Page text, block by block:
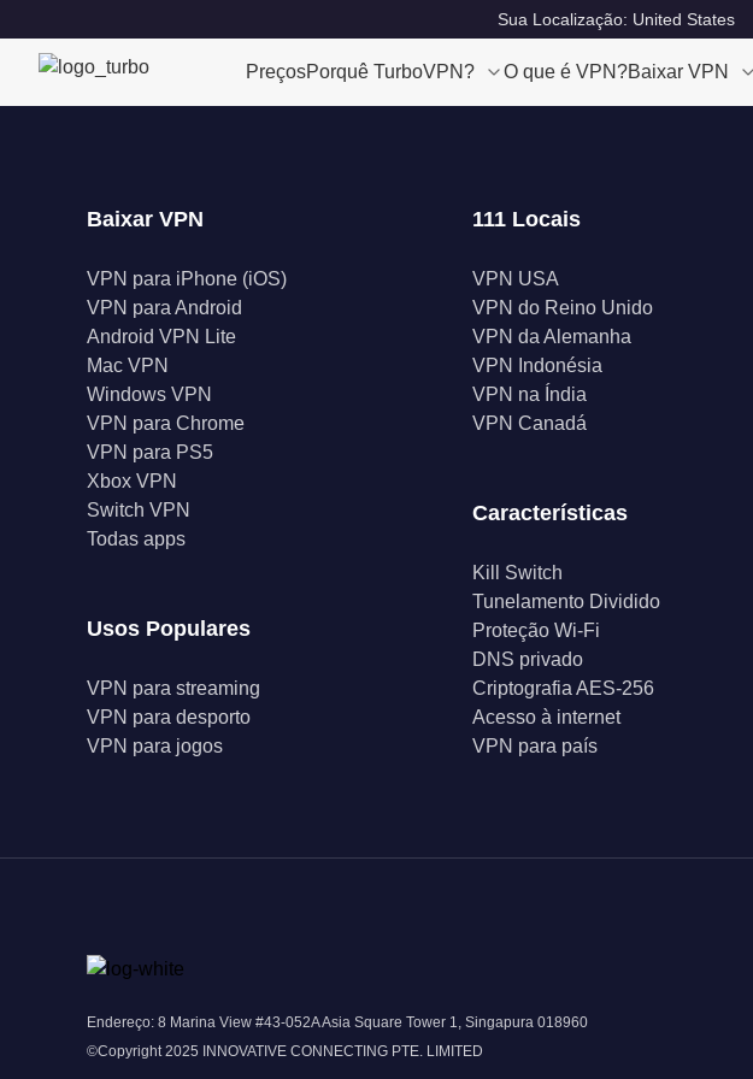
Sua Localização: United States
PreçosPorquê TurboVPN? O que é VPN?Baixar VPN
Baixar VPN
VPN para iPhone (iOS)
VPN para Android
Android VPN Lite
Mac VPN
Windows VPN
VPN para Chrome
VPN para PS5
Xbox VPN
Switch VPN
Todas apps
Usos Populares
VPN para streaming
VPN para desporto
VPN para jogos
111 Locais
VPN USA
VPN do Reino Unido
VPN da Alemanha
VPN Indonésia
VPN na Índia
VPN Canadá
Características
Kill Switch
Tunelamento Dividido
Proteção Wi-Fi
DNS privado
Criptografia AES-256
Acesso à internet
VPN para país
Endereço: 8 Marina View #43-052A Asia Square Tower 1, Singapura 018960
©Copyright 2025 INNOVATIVE CONNECTING PTE. LIMITED